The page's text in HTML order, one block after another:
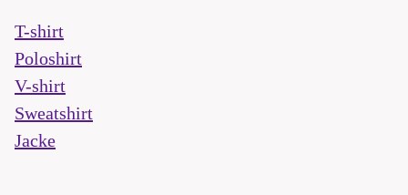
T-shirt
Poloshirt
V-shirt
Sweatshirt
Jacke